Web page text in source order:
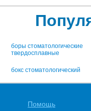
боры стоматологические
твердосплавные
бокс стоматологический
Помощь